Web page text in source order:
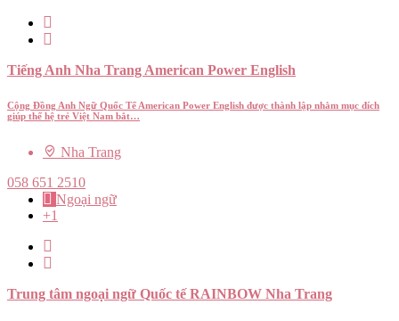
Tiếng Anh Nha Trang American Power English
Cộng Đồng Anh Ngữ Quốc Tế American Power English được thành lập nhằm mục đích
giúp thế hệ trẻ Việt Nam bắt…
Nha Trang
058 651 2510
Ngoại ngữ
+1
Trung tâm ngoại ngữ Quốc tế RAINBOW Nha Trang